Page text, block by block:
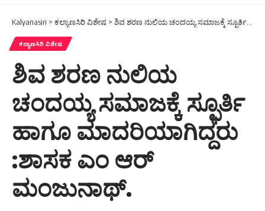
Kalyanasiri > ಕಲ್ಯಾಣಸಿರಿ ವಿಶೇಷ > ಶಿವ ಶರಣ ನುಲಿಯ ಚಂದಯ್ಯ ಸಮಾಜಕ್ಕೆ ಸ್ಫೂರ್ತಿ ಹಾಗೂ ಮಾದರಿಯಾಗಿದ್ದರು :ಶಾಸಕ ಎಂ ಆರ್ ಮಂಜುನಾಥ್.
ಕಲ್ಯಾಣಸಿರಿ ವಿಶೇಷ
ಶಿವ ಶರಣ ನುಲಿಯ
ಚಂದಯ್ಯ ಸಮಾಜಕ್ಕೆ ಸ್ಫೂರ್ತಿ
ಹಾಗೂ ಮಾದರಿಯಾಗಿದ್ದರು
:ಶಾಸಕ ಎಂ ಆರ್
ಮಂಜುನಾಥ್.